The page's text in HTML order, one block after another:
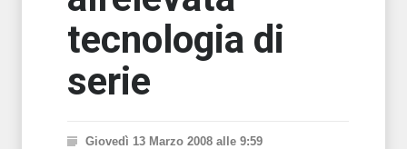
tecnologia di
serie
Giovedì 13 Marzo 2008 alle 9:59